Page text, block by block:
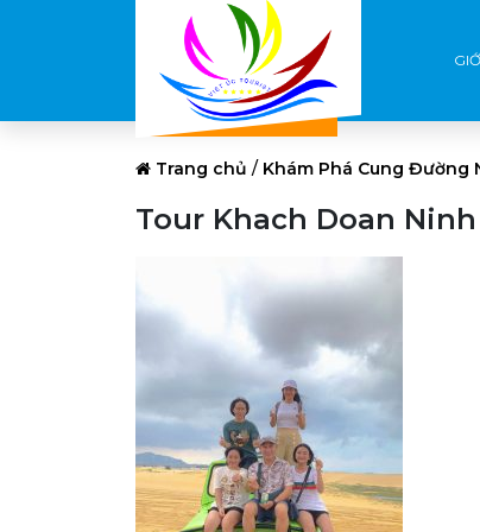
Trang chủ / Khám Phá Cung Đường
Tour Khach Doan